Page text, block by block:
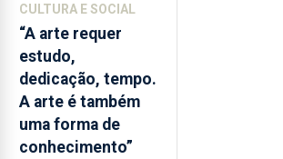
integrados
na
Rede
Municipal
de
Museus
aos
CULTURA E SOCIAL
“A arte requer
estudo,
dedicação, tempo.
A arte é também
uma forma de
conhecimento”